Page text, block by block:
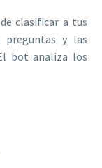
clasificar a tus
preguntas y las
bot analiza los